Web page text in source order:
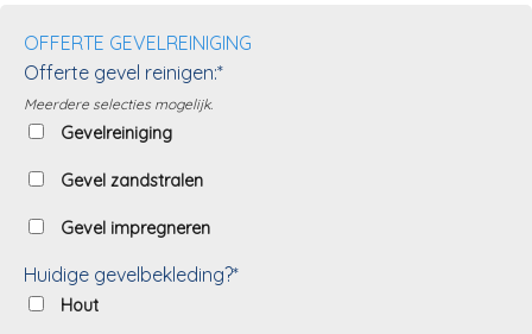
OFFERTE GEVELREINIGING
Offerte gevel reinigen:*
Meerdere selecties mogelijk.
Gevelreiniging
Gevel zandstralen
Gevel impregneren
Huidige gevelbekleding?*
Hout